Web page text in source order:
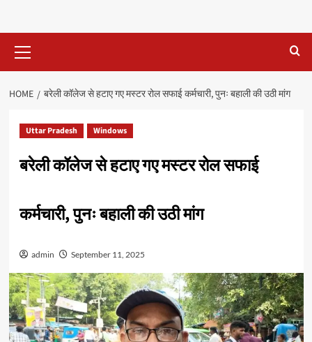
Menu
HOME बरेली कॉलेज से हटाए गए मस्टर रोल सफाई कर्मचारी, पुनः बहाली की उठी मांग
Uttar Pradesh Windows
बरेली कॉलेज से हटाए गए मस्टर रोल सफाई
कर्मचारी, पुनः बहाली की उठी मांग
admin September 11, 2025